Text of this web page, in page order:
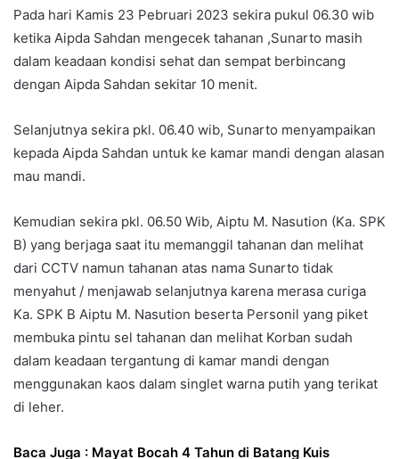
Pada hari Kamis 23 Pebruari 2023 sekira pukul 06.30 wib
ketika Aipda Sahdan mengecek tahanan ,Sunarto masih
dalam keadaan kondisi sehat dan sempat berbincang
dengan Aipda Sahdan sekitar 10 menit.
Selanjutnya sekira pkl. 06.40 wib, Sunarto menyampaikan
kepada Aipda Sahdan untuk ke kamar mandi dengan alasan
mau mandi.
Kemudian sekira pkl. 06.50 Wib, Aiptu M. Nasution (Ka. SPK
B) yang berjaga saat itu memanggil tahanan dan melihat
dari CCTV namun tahanan atas nama Sunarto tidak
menyahut / menjawab selanjutnya karena merasa curiga
Ka. SPK B Aiptu M. Nasution beserta Personil yang piket
membuka pintu sel tahanan dan melihat Korban sudah
dalam keadaan tergantung di kamar mandi dengan
menggunakan kaos dalam singlet warna putih yang terikat
di leher.
Baca Juga : Mayat Bocah 4 Tahun di Batang Kuis